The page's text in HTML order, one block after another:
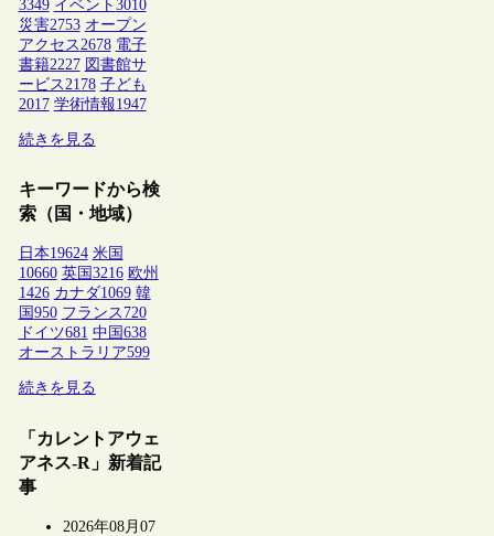
3349 イベント 3010
災害2753 オープン
アクセス 2678 電子
書籍2227 図書館サ
ービス 2178 子ども
2017 学術情報1947
続きを見る
キーワードから検
索（国・地域）
日本19624 米国
10660 英国 3216 欧州
1426 カナダ1069 韓
国 950 フランス 720
ドイツ681 中国 638
オーストラリア599
続きを見る
「カレントアウェ
アネス-R」新着記
事
2026年08月07